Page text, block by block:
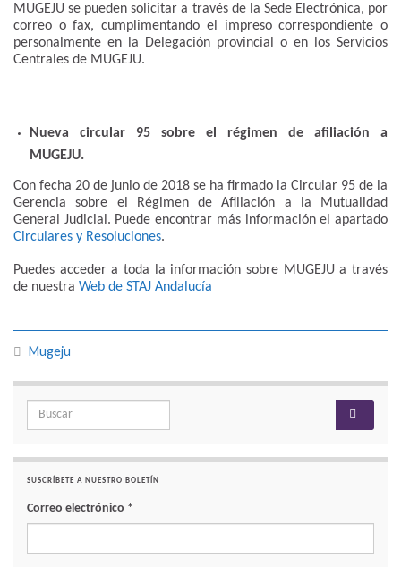
MUGEJU se pueden solicitar a través de la Sede Electrónica, por
correo o fax, cumplimentando el impreso correspondiente o
personalmente en la Delegación provincial o en los Servicios
Centrales de MUGEJU.
Nueva circular 95 sobre el régimen de afiliación a
MUGEJU.
Con fecha 20 de junio de 2018 se ha firmado la Circular 95 de la
Gerencia sobre el Régimen de Afiliación a la Mutualidad
General Judicial. Puede encontrar más información el apartado
Circulares y Resoluciones.
Puedes acceder a toda la información sobre MUGEJU a través
de nuestra Web de STAJ Andalucía
Mugeju
Search for:
SUSCRÍBETE A NUESTRO BOLETÍN
Correo electrónico *